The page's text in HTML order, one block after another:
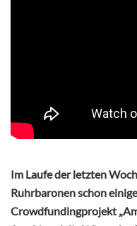
Im Laufe der letzten
Ruhrbaronen schon
Crowdfundingprojekt